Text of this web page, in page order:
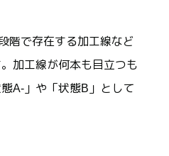
階で存在する加工線など
加工線が何本も目立つも
A-」や「状態B」として